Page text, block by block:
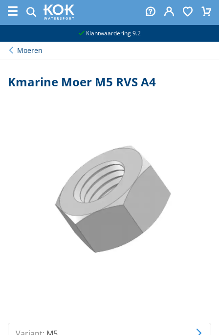
Klantwaardering 9.2
Moeren
Kmarine Moer M5 RVS A4